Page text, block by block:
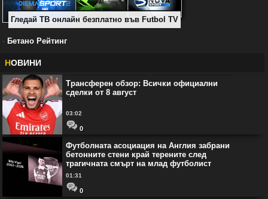
Гледай ТВ онлайн безплатно във Futbol TV
- Бетано Рейтинг
НОВИНИ
Трансферен обзор: Всички официални
сделки от 8 август
03:02
0
Футболната асоциация на Англия забрани
бетонните стени край терените след
трагичната смърт на млад футболист
01:31
0